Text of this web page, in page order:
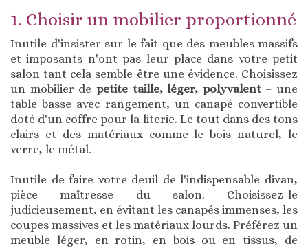
1. Choisir un mobilier proportionné
Inutile d'insister sur le fait que des meubles massifs
et imposants n'ont pas leur place dans votre petit
salon tant cela semble être une évidence. Choisissez
un mobilier de petite taille, léger, polyvalent– une
table basse avec rangement, un canapé convertible
doté d'un coffre pour la literie. Le tout dans des tons
clairs et des matériaux comme le bois naturel, le
verre, le métal.
Inutile de faire votre deuil de l'indispensable divan,
pièce maîtresse du salon. Choisissez-le
judicieusement, en évitant les canapés immenses, les
coupes massives et les matériaux lourds. Préférez un
meuble léger, en rotin, en bois ou en tissus, de